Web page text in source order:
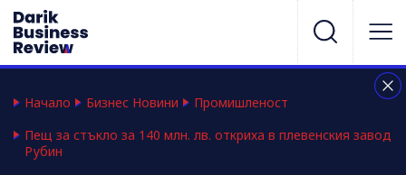
Начало Бизнес Новини
Промишленост
Пещ за стъкло за 140 млн. лв. откриха в плевенския завод
Рубин